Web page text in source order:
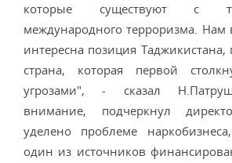
которые существуют с
международного терроризма. Нам
интересна позиция Таджикистана,
страна, которая первой
угрозами", - сказал
внимание, подчеркнул
уделено проблеме
один из источников